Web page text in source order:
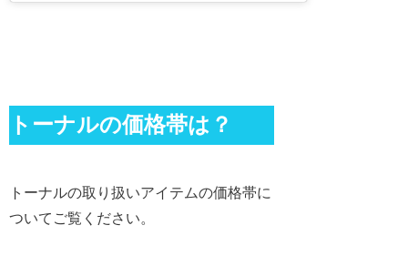
トーナルの価格帯は？
トーナルの取り扱いアイテムの価格帯に
ついてご覧ください。